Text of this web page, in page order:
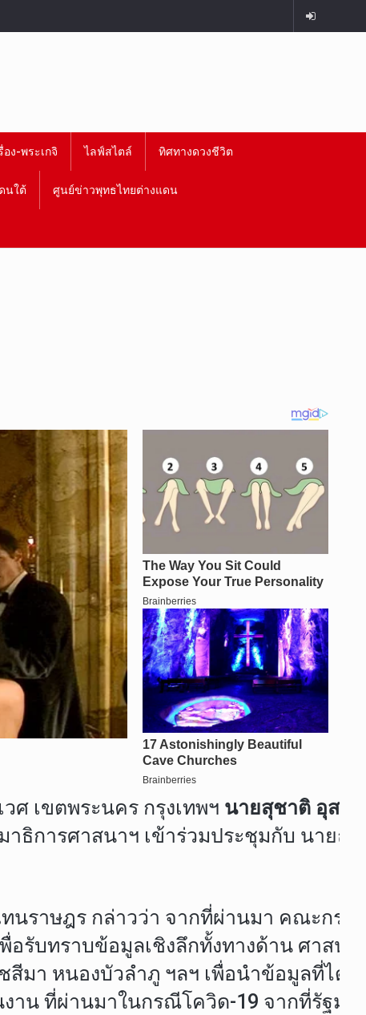
ง-พระเกจิ ไลฟ์สไตล์ ทิศทางดวงชีวิต
นใต้ ศูนย์ข่าวพุทธไทยต่างแดน
ศ เขตพระนคร กรุงเทพฯ นายสุชาติ อุสา
ธิการศาสนาฯ เข้าร่วมประชุมกับ นายณ
ราษฎร กล่าวว่า จากที่ผ่านมา คณะกรร
อรับทราบข้อมูลเชิงลึกทั้งทางด้าน ศาสน
มา หนองบัวลำภู ฯลฯ เพื่อนำข้อมูลที่ได้
าน ที่ผ่านมาในกรณีโควิด-19 จากที่รัฐม